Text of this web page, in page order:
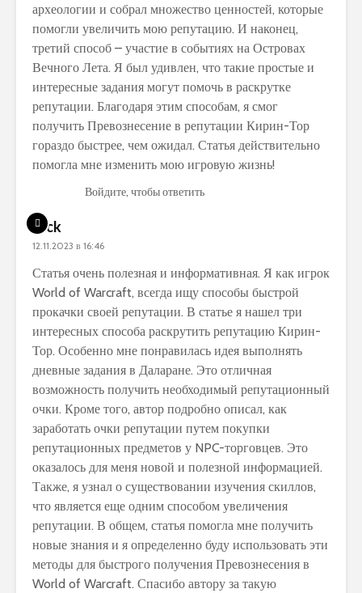
археологии и собрал множество ценностей, которые
помогли увеличить мою репутацию. И наконец,
третий способ – участие в событиях на Островах
Вечного Лета. Я был удивлен, что такие простые и
интересные задания могут помочь в раскрутке
репутации. Благодаря этим способам, я смог
получить Превознесение в репутации Кирин-Тор
гораздо быстрее, чем ожидал. Статья действительно
помогла мне изменить мою игровую жизнь!
Войдите, чтобы ответить
Nick
12.11.2023 в 16:46
Статья очень полезная и информативная. Я как игрок
World of Warcraft, всегда ищу способы быстрой
прокачки своей репутации. В статье я нашел три
интересных способа раскрутить репутацию Кирин-
Тор. Особенно мне понравилась идея выполнять
дневные задания в Даларане. Это отличная
возможность получить необходимый репутационный
очки. Кроме того, автор подробно описал, как
заработать очки репутации путем покупки
репутационных предметов у NPC-торговцев. Это
оказалось для меня новой и полезной информацией.
Также, я узнал о существовании изучения скиллов,
что является еще одним способом увеличения
репутации. В общем, статья помогла мне получить
новые знания и я определенно буду использовать эти
методы для быстрого получения Превознесения в
World of Warcraft. Спасибо автору за такую